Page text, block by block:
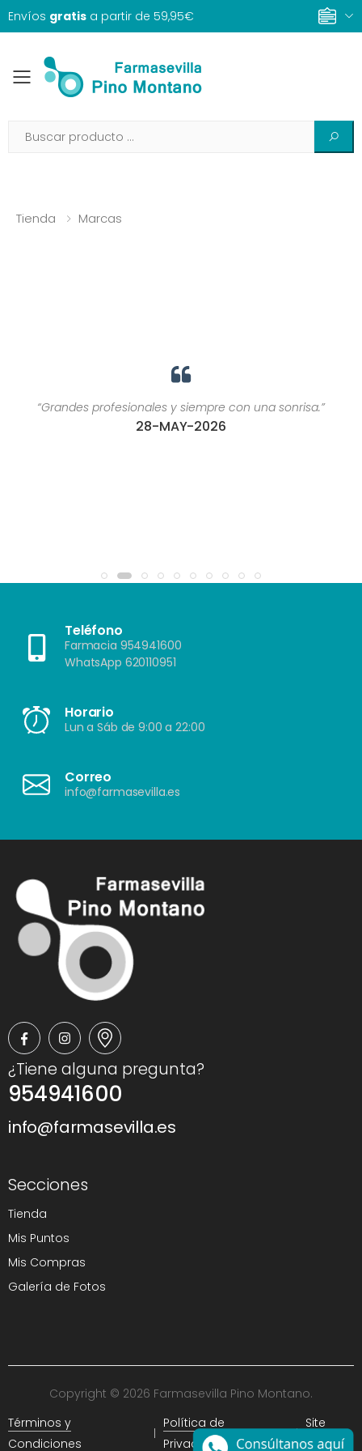
Envíos gratis a partir de 59,95€
Toggle mobile menu
Tienda Marcas
“Grandes profesionales y siempre con una sonrisa.”
28-MAY-2026
Teléfono
Farmacia 954941600
WhatsApp 620110951
Horario
Lun a Sáb de 9:00 a 22:00
Correo
info@farmasevilla.es
¿Tiene alguna pregunta?
954941600
info@farmasevilla.es
Secciones
Tienda
Mis Puntos
Mis Compras
Galería de Fotos
Copyright © 2026 Farmasevilla Pino Montano.
Términos y
Condiciones
Política de
Privacidad
Site
Map